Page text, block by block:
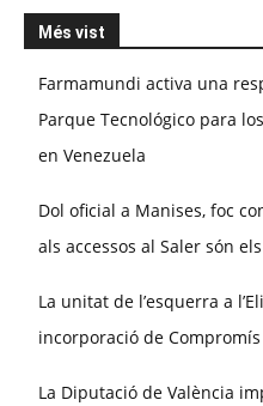
Més vist
Farmamundi activa una
Parque Tecnológico para
en Venezuela
Dol oficial a Manises, foc
als accessos al Saler són
La unitat de l’esquerra a
incorporació de Compromís
La Diputació de València